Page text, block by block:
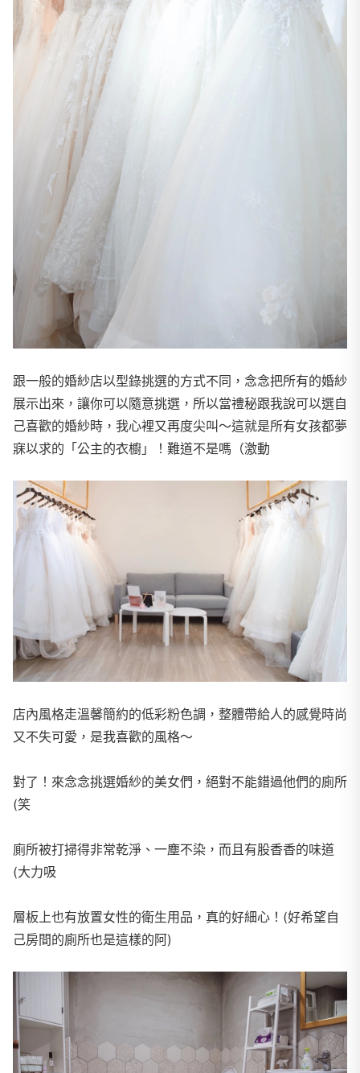
跟一般的婚紗店以型錄挑選的方式不同，念念把所有的婚紗
展示出來，讓你可以隨意挑選，所以當禮秘跟我說可以選自
己喜歡的婚紗時，我心裡又再度尖叫～這就是所有女孩都夢
寐以求的「公主的衣櫥」！難道不是嗎（激動
店內風格走溫馨簡約的低彩粉色調，整體帶給人的感覺時尚
又不失可愛，是我喜歡的風格～
對了！來念念挑選婚紗的美女們，絕對不能錯過他們的廁所
(笑
廁所被打掃得非常乾淨、一塵不染，而且有股香香的味道
(大力吸
層板上也有放置女性的衛生用品，真的好細心！(好希望自
己房間的廁所也是這樣的阿)